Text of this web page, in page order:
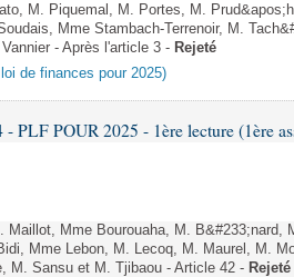
M. Piquemal, M. Portes, M.
Mme Stambach-Terrenoir, M.
- Après l'article 3 - Rejeté
de finances pour 2025)
- PLF POUR 2025 - 1ère lecture (1ère
Maillot, Mme Bourouaha, M. B&#233;nard,
Mme Lebon, M. Lecoq, M. Maurel, M.
M. Sansu et M. Tjibaou - Article 42 - Rejeté